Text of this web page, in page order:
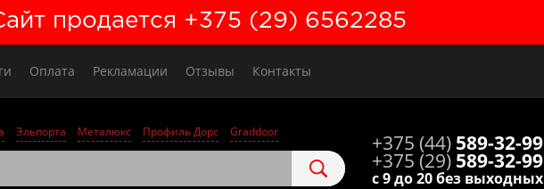
продается +375 (29) 6562285
Оплата Рекламации Отзывы Контакты
+375 (44) 589-32-99
+375 (29) 589-32-99
с 9 до 20 без выходных
Эльпорта Металюкс Профиль Дорс Graddoor